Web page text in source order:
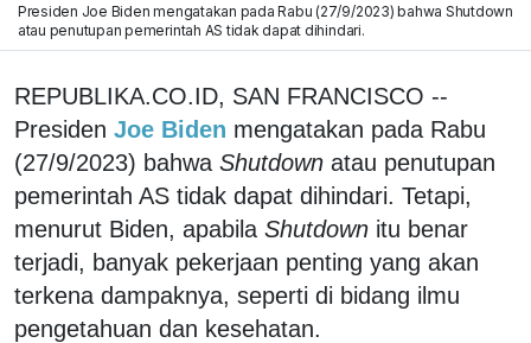
Presiden Joe Biden mengatakan pada Rabu (27/9/2023) bahwa Shutdown
atau penutupan pemerintah AS tidak dapat dihindari.
REPUBLIKA.CO.ID, SAN FRANCISCO --
Presiden Joe Biden mengatakan pada Rabu
(27/9/2023) bahwa Shutdown atau penutupan
pemerintah AS tidak dapat dihindari. Tetapi,
menurut Biden, apabila Shutdown itu benar
terjadi, banyak pekerjaan penting yang akan
terkena dampaknya, seperti di bidang ilmu
pengetahuan dan kesehatan.